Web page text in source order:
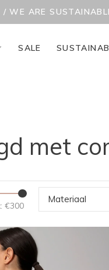
WE ARE
SALE
met
€300
Materiaal